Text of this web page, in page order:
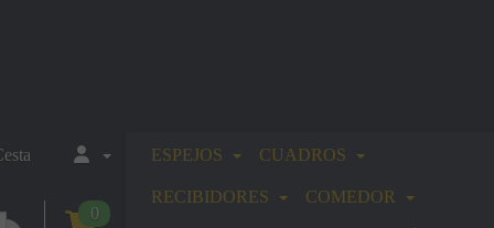
0
ESPEJOS CUADROS
RECIBIDORES COMEDOR